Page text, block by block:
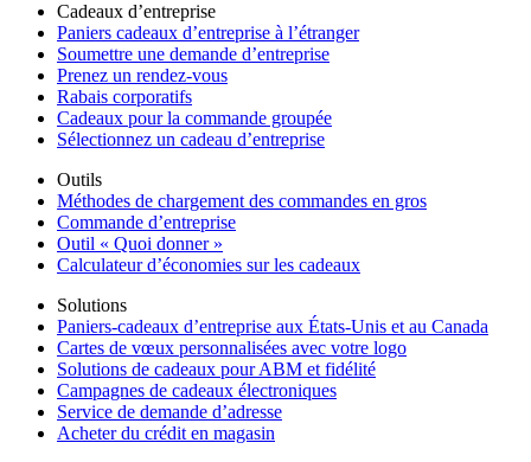
Cadeaux d’entreprise
Paniers cadeaux d’entreprise à l’étranger
Soumettre une demande d’entreprise
Prenez un rendez-vous
Rabais corporatifs
Cadeaux pour la commande groupée
Sélectionnez un cadeau d’entreprise
Outils
Méthodes de chargement des commandes en gros
Commande d’entreprise
Outil « Quoi donner »
Calculateur d’économies sur les cadeaux
Solutions
Paniers-cadeaux d’entreprise aux États-Unis et au Canada
Cartes de vœux personnalisées avec votre logo
Solutions de cadeaux pour ABM et fidélité
Campagnes de cadeaux électroniques
Service de demande d’adresse
Acheter du crédit en magasin